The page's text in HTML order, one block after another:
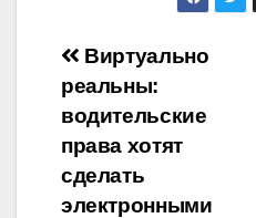
Навигация
по
записям
Виртуально
реальны:
водительские
права хотят
сделать
электронными